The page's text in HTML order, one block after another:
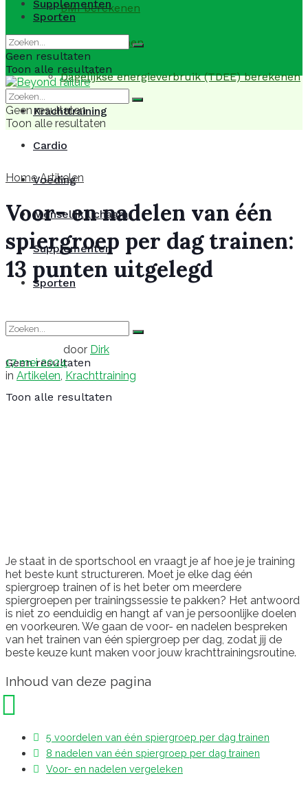
BMI berekenen
BMR berekenen
Dagelijkse energieverbruik (TDEE) berekenen
Krachttraining
Cardio
Voeding
Menselijk lichaam
Supplementen
Sporten
Geen resultaten
Toon alle resultaten
Supplementen
Sporten
Geen resultaten
Toon alle resultaten
Geen resultaten
Toon alle resultaten
Home Artikelen
Voor- en nadelen van één
spiergroep per dag trainen:
13 punten uitgelegd
door Dirk
17 mei 2024
in Artikelen, Krachttraining
Je staat in de sportschool en vraagt je af hoe je je training
het beste kunt structureren. Moet je elke dag één
spiergroep trainen of is het beter om meerdere
spiergroepen per trainingssessie te pakken? Het antwoord
is niet zo eenduidig en hangt af van je persoonlijke doelen
en voorkeuren. We gaan de voor- en nadelen bespreken
van het trainen van één spiergroep per dag, zodat jij de
beste keuze kunt maken voor jouw krachttrainingsroutine.
Inhoud van deze pagina
5 voordelen van één spiergroep per dag trainen
8 nadelen van één spiergroep per dag trainen
Voor- en nadelen vergeleken